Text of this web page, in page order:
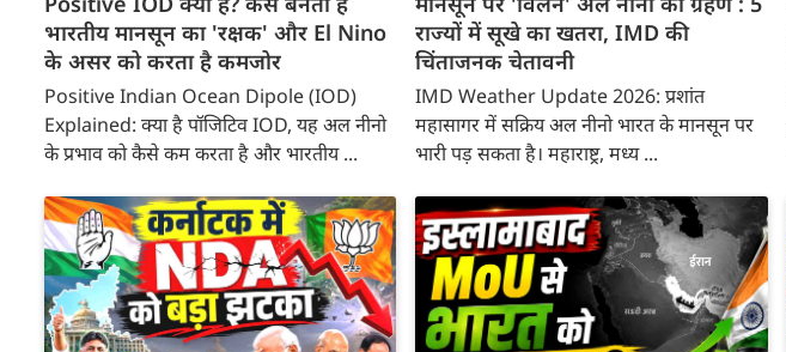
भारतीय मानसून का 'रक्षक' और El Nino
के असर को करता है कमजोर
Positive Indian Ocean Dipole (IOD)
Explained: क्या है पॉजिटिव IOD, यह अल नीनो
के प्रभाव को कैसे कम करता है और भारतीय ...
राज्यों में सूखे का खतरा, IMD की
चिंताजनक चेतावनी
IMD Weather Update 2026: प्रशांत
महासागर में सक्रिय अल नीनो भारत के मानसून पर
भारी पड़ सकता है। महाराष्ट्र, मध्य ...